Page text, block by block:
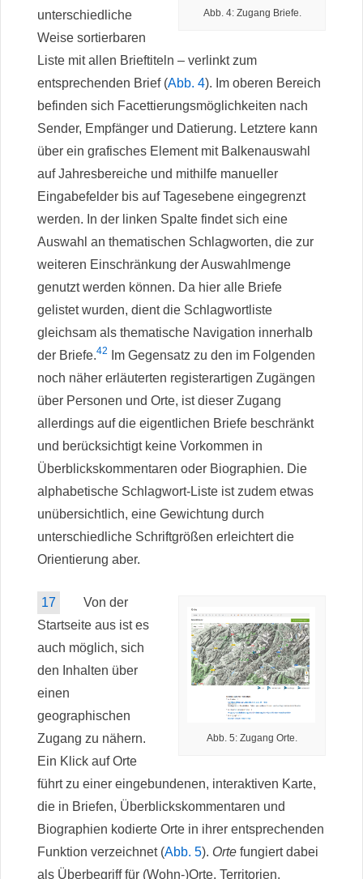
Abb. 4: Zugang Briefe.
unterschiedliche
Weise sortierbaren
Liste mit allen Brieftiteln – verlinkt zum
entsprechenden Brief (Abb. 4). Im oberen Bereich
befinden sich Facettierungsmöglichkeiten nach
Sender, Empfänger und Datierung. Letztere kann
über ein grafisches Element mit Balkenauswahl
auf Jahresbereiche und mithilfe manueller
Eingabefelder bis auf Tagesebene eingegrenzt
werden. In der linken Spalte findet sich eine
Auswahl an thematischen Schlagworten, die zur
weiteren Einschränkung der Auswahlmenge
genutzt werden können. Da hier alle Briefe
gelistet wurden, dient die Schlagwortliste
gleichsam als thematische Navigation innerhalb
der Briefe.42
Im Gegensatz zu den im Folgenden
noch näher erläuterten registerartigen Zugängen
über Personen und Orte, ist dieser Zugang
allerdings auf die eigentlichen Briefe beschränkt
und berücksichtigt keine Vorkommen in
Überblickskommentaren oder Biographien. Die
alphabetische Schlagwort-Liste ist zudem etwas
unübersichtlich, eine Gewichtung durch
unterschiedliche Schriftgrößen erleichtert die
Orientierung aber.
Abb. 5: Zugang Orte.
17
Von der
Startseite aus ist es
auch möglich, sich
den Inhalten über
einen
geographischen
Zugang zu nähern.
Ein Klick auf Orte
führt zu einer eingebundenen, interaktiven Karte,
die in Briefen, Überblickskommentaren und
Biographien kodierte Orte in ihrer entsprechenden
Funktion verzeichnet (Abb. 5). Orte fungiert dabei
als Überbegriff für (Wohn-)Orte, Territorien,